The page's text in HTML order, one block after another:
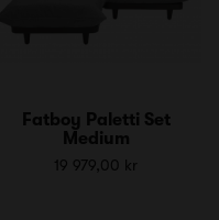
Fatboy Paletti Set
Medium
19 979,00 kr